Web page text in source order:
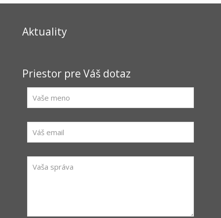
Aktuality
Priestor pre Váš dotaz